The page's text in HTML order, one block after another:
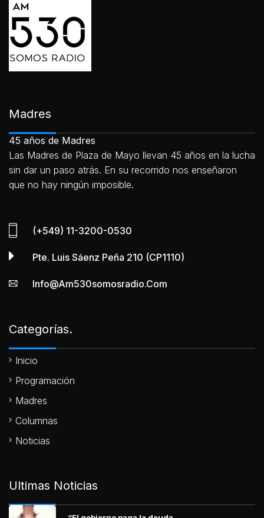
Madres
45 años de Madres
Las Madres de Plaza de Mayo llevan 45 años en la lucha
sin dar un paso atrás. En su recorrido nos enseñaron
que no hay ningún imposible.
(+549) 11-3200-0530
Pte. Luis Sáenz Peña 210 (CP1110)
Info@am530somosradio.com
Categorías.
Inicio
Programación
Madres
Columnas
Noticias
Ultimas Noticias